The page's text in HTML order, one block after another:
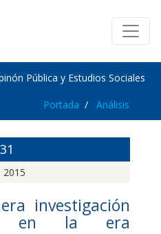
Pública y Estudios Sociales
Portada Análisis
31
2015
investigación
en la era